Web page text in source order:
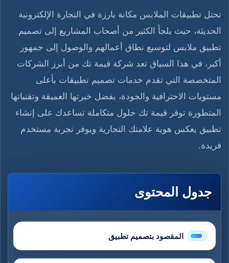
تحتل تطبيقات الملابس مكانة بارزة في التجارة الإلكترونية
الحديثة، حيث يلجأ الكثير من أصحاب المشاريع إلى تصميم
تطبيق ملابس لتوسيع نطاق أعمالهم والوصول إلى جمهور
أكبر، في هذا السياق تعد شركة قيمة تك من أبرز الشركات
المتخصصة التي تقدم خدمات تصميم تطبيقات بأعلى
مستويات الاحترافية والجودة، بفضل خبرتها العميقة وتقنياتها
المتطورة توفر قيمة تك حلول متكاملة تساعدك على إنشاء
تطبيق يعكس هوية علامتك التجارية ويوفر تجربة مستخدم
فريدة.
جدول المحتوى
المقصود بتصميم تطبيق